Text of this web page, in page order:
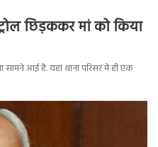
छिड़ककर मां को किया
आई है. यहां थाना परिसर में ही एक